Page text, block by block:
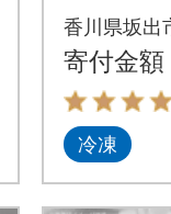
袋|日本
ンナー
ック 冷
香川県坂出
寄付金額
冷凍